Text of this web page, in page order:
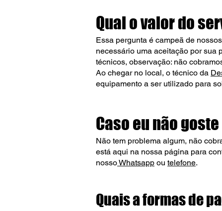
Qual o valor do
Essa pergunta é campeã de
necessário uma aceitação por sua
técnicos, observação: não
Ao chegar no local, o técnico da
equipamento a ser utilizado para
Caso eu não
Não tem problema algum, não
está aqui na nossa página para
nossoWhatsapp ou telefone.
Quais a formas de